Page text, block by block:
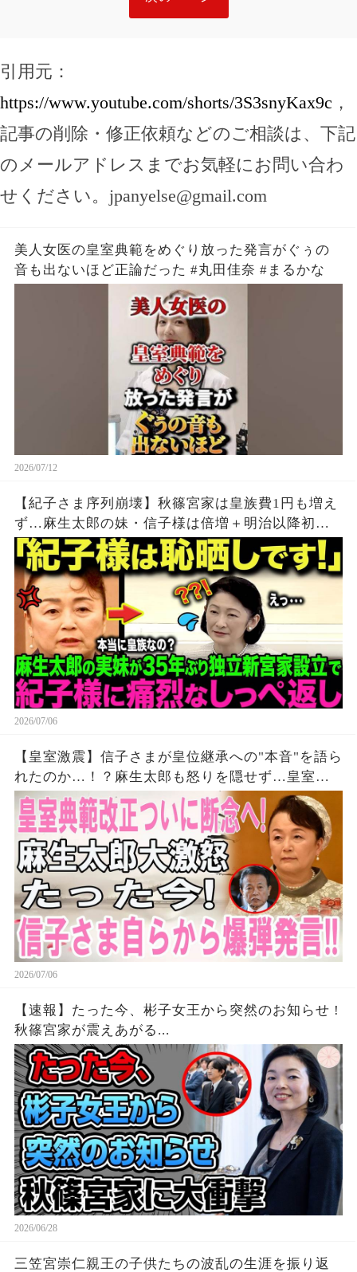
引用元：
https://www.youtube.com/shorts/3S3snyKax9c ，
記事の削除・修正依頼などのご相談は、下記
のメールアドレスまでお気軽にお問い合わ
せください。 jpanyelse@gmail.com
美人女医の皇室典範をめぐり放った発言がぐぅの
音も出ないほど正論だった #丸田佳奈 #まるかな
2026/07/12
【紀子さま序列崩壊】秋篠宮家は皇族費1円も増え
ず…麻生太郎の妹・信子様は倍増＋明治以降初の
特例で大逆襲【海外の反応】【皇室】
2026/07/06
【皇室激震】信子さまが皇位継承への"本音"を語ら
れたのか…！？麻生太郎も怒りを隠せず…皇室典
範改正を巡る極秘情報に永田町騒然！
2026/07/06
【速報】たった今、彬子女王から突然のお知らせ !
秋篠宮家が震えあがる...
2026/06/28
三笠宮崇仁親王の子供たちの波乱の生涯を振り返